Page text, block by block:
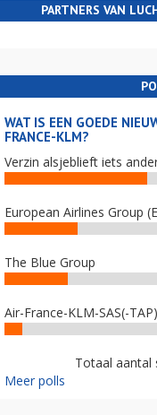
PARTNERS VAN
WAT IS EEN GOEDE
FRANCE-KLM?
Verzin alsjeblieft iets
European Airlines Group
The Blue Group
Air-France-KLM-SAS(-TAP)
Totaal aantal
Meer polls